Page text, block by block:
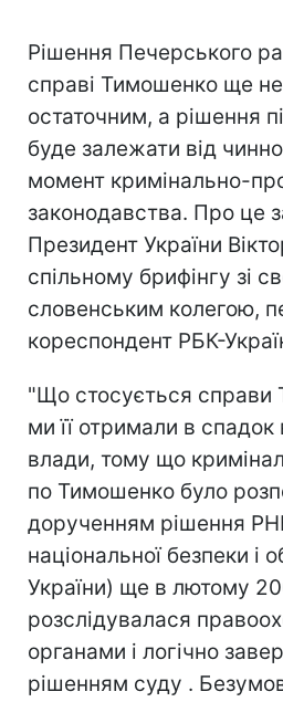
Рішення Печерського
справі Тимошенко ще
остаточним, а рішення
буде залежати від
момент кримінально-
законодавства. Про це
Президент України
спільному брифінгу зі
словенським колегою,
кореспондент РБК-
"Що стосується справи
ми її отримали в спадок
влади, тому що
по Тимошенко було
дорученням рішення
національної безпеки і
України) ще в лютому
розслідувалася
органами і логічно
рішенням суду .